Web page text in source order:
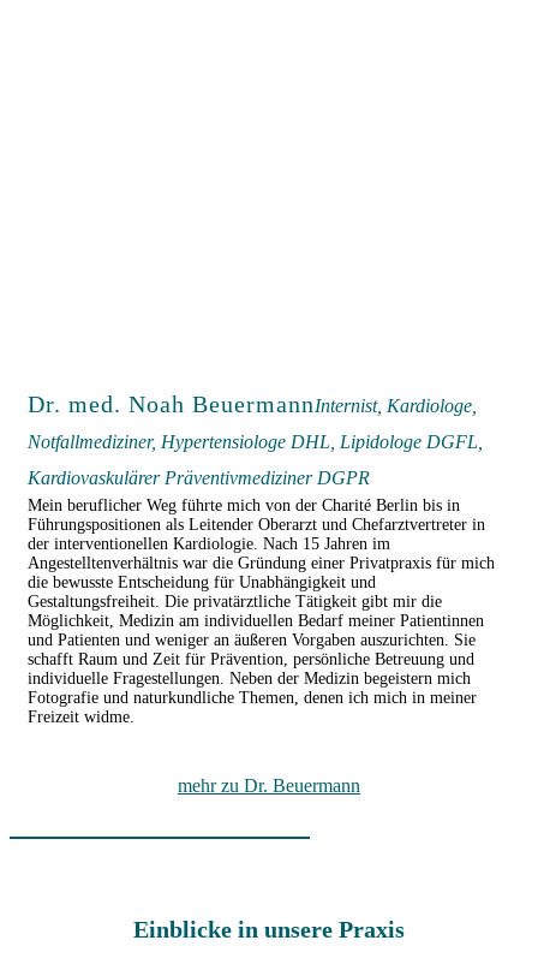
Dr. med. Noah BeuermannInternist, Kardiologe,
Notfallmediziner, Hypertensiologe DHL, Lipidologe DGFL,
Kardiovaskulärer Präventivmediziner DGPR
Mein beruflicher Weg führte mich von der Charité Berlin bis in
Führungspositionen als Leitender Oberarzt und Chefarztvertreter in
der interventionellen Kardiologie. Nach 15 Jahren im
Angestelltenverhältnis war die Gründung einer Privatpraxis für mich
die bewusste Entscheidung für Unabhängigkeit und
Gestaltungsfreiheit. Die privatärztliche Tätigkeit gibt mir die
Möglichkeit, Medizin am individuellen Bedarf meiner Patientinnen
und Patienten und weniger an äußeren Vorgaben auszurichten. Sie
schafft Raum und Zeit für Prävention, persönliche Betreuung und
individuelle Fragestellungen. Neben der Medizin begeistern mich
Fotografie und naturkundliche Themen, denen ich mich in meiner
Freizeit widme.
mehr zu Dr. Beuermann
Einblicke in unsere Praxis